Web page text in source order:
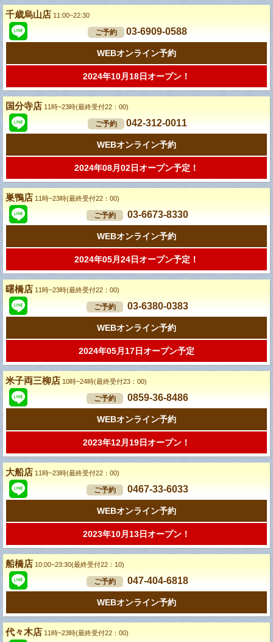
千歳烏山店 11:00~22:30
ご予約 03-6909-0588
WEBオンライン予約
2024年10月18日オープン！
国分寺店 11時~23時(最終受付22：00)
ご予約 042-312-0011
WEBオンライン予約
2024年08月02日オープン予定！
巣鴨店 11時~23時(最終受付22：00)
ご予約 03-6673-8330
WEBオンライン予約
2024年05月24日オープン予定！
曙橋店 11時~23時(最終受付22：00)
ご予約 03-6380-0383
WEBオンライン予約
2024年05月17日オープン予定
米子両三柳店 10時~24時(最終受付23：00)
ご予約 0859-36-8486
WEBオンライン予約
2023年12月19日オープン！
大船店 11時~23時(最終受付22：00)
ご予約 0467-33-6033
WEBオンライン予約
2023年10月13日オープン！
船橋店 10:00~23:30(最終受付22：10)
ご予約 047-404-6818
WEBオンライン予約
代々木店 11時~23時(最終受付22：00)